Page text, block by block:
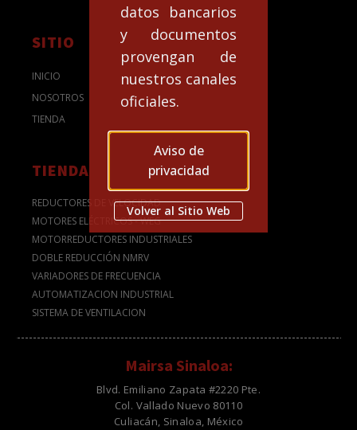
datos bancarios
y documentos
provengan de
nuestros canales
oficiales.
Aviso de
privacidad
Volver al Sitio Web
SITIO
INICIO
NOSOTROS
TIENDA
TIENDA
REDUCTORES DE VELOCIDAD
MOTORES ELÉCTRICOS - WEG
MOTORREDUCTORES INDUSTRIALES
DOBLE REDUCCIÓN NMRV
VARIADORES DE FRECUENCIA
AUTOMATIZACION INDUSTRIAL
SISTEMA DE VENTILACION
Mairsa Sinaloa:
Blvd. Emiliano Zapata #2220 Pte.
Col. Vallado Nuevo 80110
Culiacán, Sinaloa, México